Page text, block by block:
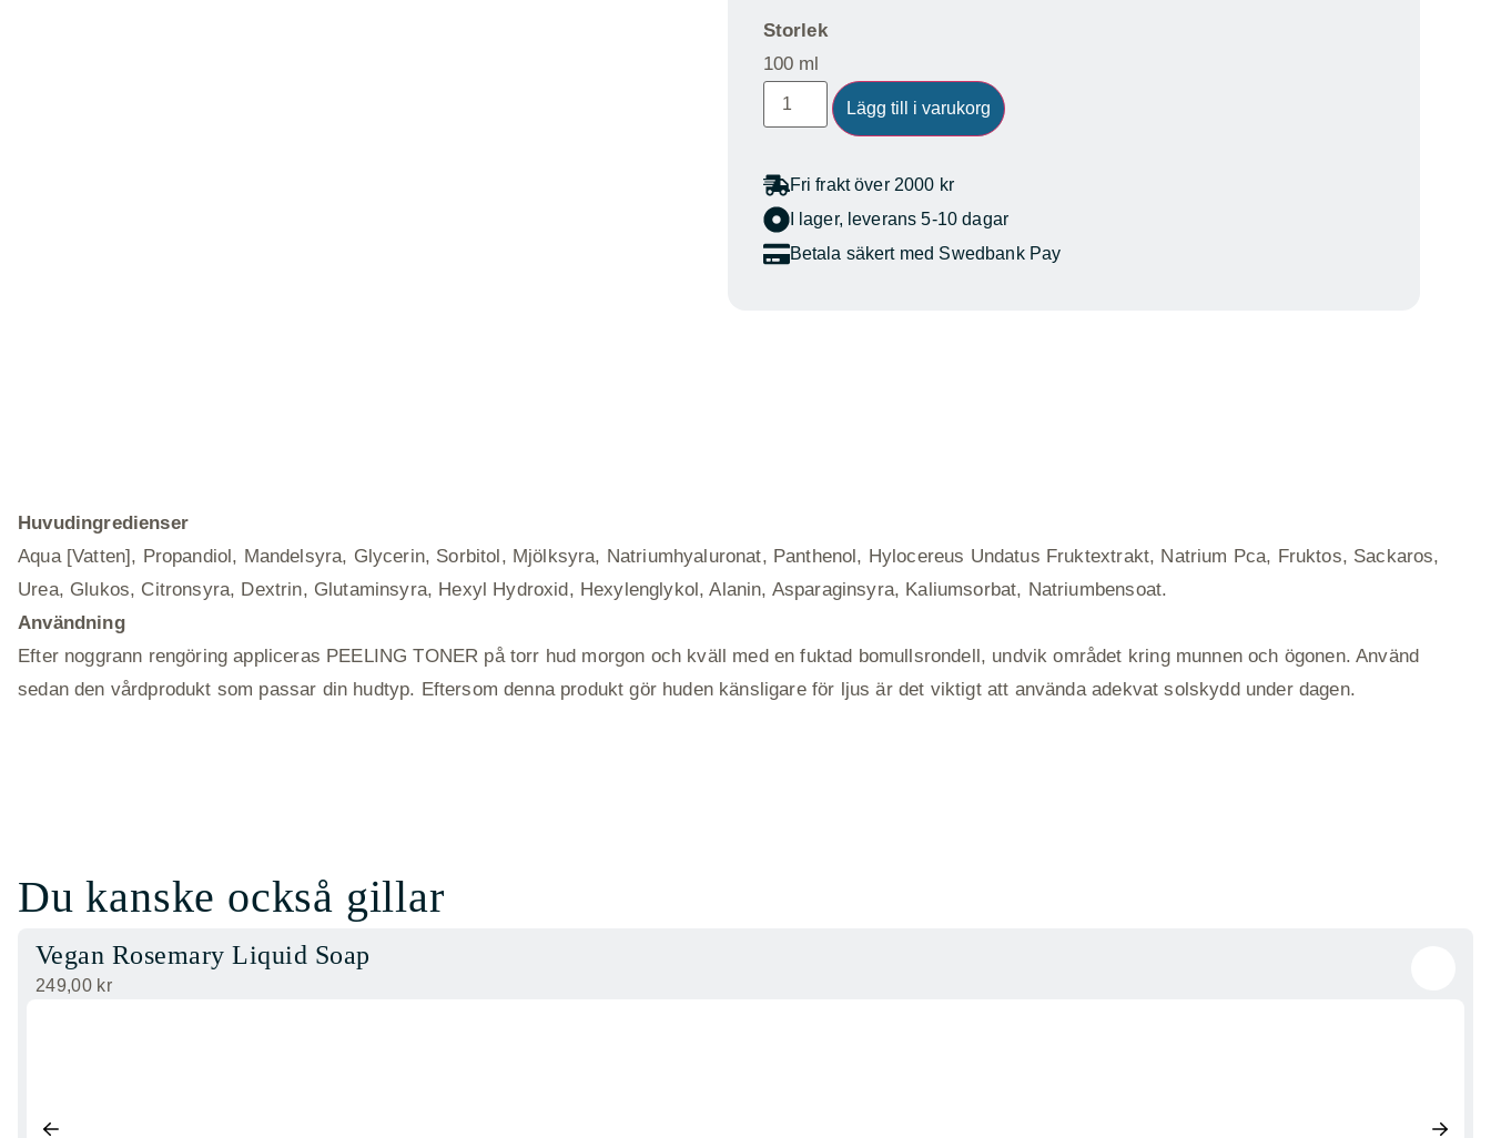
Storlek
100 ml
Lägg till i varukorg
Fri frakt över 2000 kr
I lager, leverans 5-10 dagar
Betala säkert med Swedbank Pay
Huvudingredienser
Aqua [Vatten], Propandiol, Mandelsyra, Glycerin, Sorbitol, Mjölksyra, Natriumhyaluronat, Panthenol, Hylocereus Undatus Fruktextrakt, Natrium Pca, Fruktos, Sackaros,
Urea, Glukos, Citronsyra, Dextrin, Glutaminsyra, Hexyl Hydroxid, Hexylenglykol, Alanin, Asparaginsyra, Kaliumsorbat, Natriumbensoat.
Användning
Efter noggrann rengöring appliceras PEELING TONER på torr hud morgon och kväll med en fuktad bomullsrondell, undvik området kring munnen och ögonen. Använd
sedan den vårdprodukt som passar din hudtyp. Eftersom denna produkt gör huden känsligare för ljus är det viktigt att använda adekvat solskydd under dagen.
Du kanske också gillar
Vegan Rosemary Liquid Soap
249,00 kr